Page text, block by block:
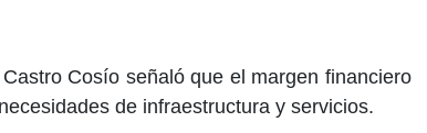
Cosío señaló que el margen financiero
de infraestructura y servicios.